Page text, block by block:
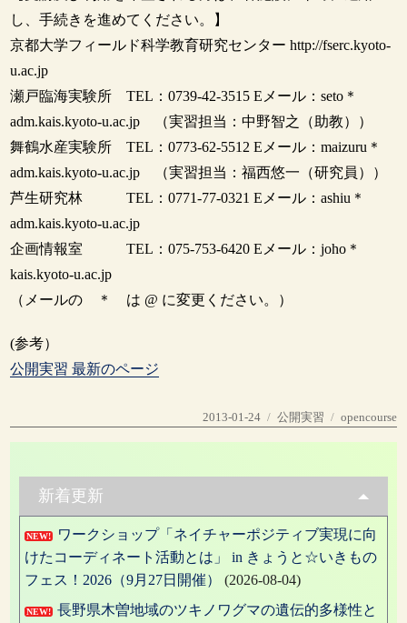
し、手続きを進めてください。】
京都大学フィールド科学教育研究センター http://fserc.kyoto-
u.ac.jp
瀬戸臨海実験所 TEL：0739-42-3515 Eメール：seto＊
adm.kais.kyoto-u.ac.jp （実習担当：中野智之（助教））
舞鶴水産実験所 TEL：0773-62-5512 Eメール：maizuru＊
adm.kais.kyoto-u.ac.jp （実習担当：福西悠一（研究員））
芦生研究林 TEL：0771-77-0321 Eメール：ashiu＊
adm.kais.kyoto-u.ac.jp
企画情報室 TEL：075-753-6420 Eメール：joho＊
kais.kyoto-u.ac.jp
（メールの ＊ は @ に変更ください。）
(参考）
公開実習 最新のページ
投
2013-01-24
カ
リ
公開実習
タ
opencourse
新着更新
NEW!
ワークショップ「ネイチャーポジティブ実現に向
けたコーディネート活動とは」 in きょうと☆いきもの
フェス！2026（9月27日開催）
(2026-08-04)
NEW!
長野県木曽地域のツキノワグマの遺伝的多様性と